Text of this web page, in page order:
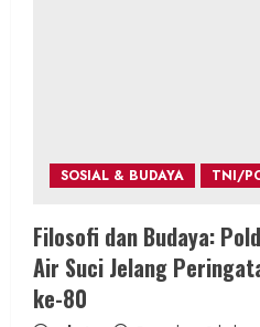
SOSIAL & BUDAYA TNI/
Filosofi dan Budaya:
Air Suci Jelang
ke-80